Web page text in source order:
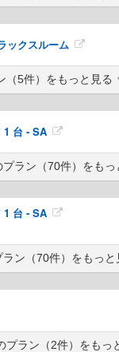
クスルーム
（5件）をもっと見る
1 台 - SA
ラン（70件）をもっ
1 台 - SA
ン（70件）をもっと
プラン（2件）をもっ